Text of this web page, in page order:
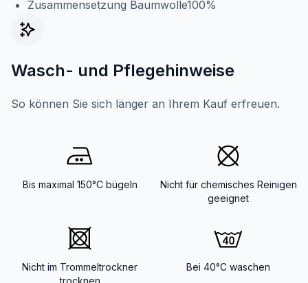
Zusammensetzung Baumwolle100%
Wasch- und Pflegehinweise
So können Sie sich länger an Ihrem Kauf erfreuen.
Bis maximal 150°C bügeln
Nicht für chemisches Reinigen
geeignet
Nicht im Trommeltrockner
trocknen
Bei 40°C waschen